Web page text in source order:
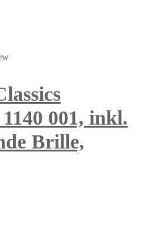
001, inkl.
Brille,